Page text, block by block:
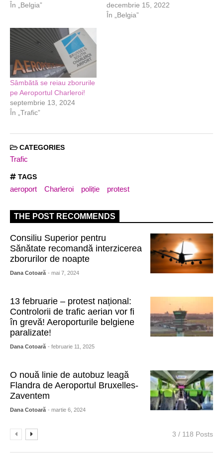
În „Belgia”
decembrie 15, 2022
În „Belgia”
Sâmbătă se reiau zborurile
pe Aeroportul Charleroi!
septembrie 13, 2024
În „Trafic”
CATEGORIES
Trafic
TAGS
aeroport Charleroi poliție protest
THE POST RECOMMENDS
Consiliu Superior pentru
Sănătate recomandă interzicerea
zborurilor de noapte
Dana Cotoară - mai 7, 2024
13 februarie – protest național:
Controlorii de trafic aerian vor fi
în grevă! Aeroporturile belgiene
paralizate!
Dana Cotoară - februarie 11, 2025
O nouă linie de autobuz leagă
Flandra de Aeroportul Bruxelles-
Zaventem
Dana Cotoară - martie 6, 2024
3 / 118 Posts